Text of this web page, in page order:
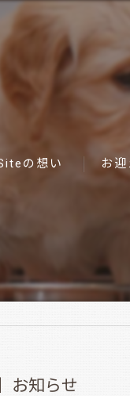
の想い お迎
お知らせ